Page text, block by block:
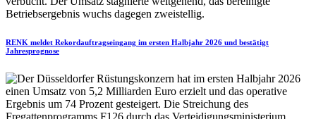
RENK meldet Rekordauftragseingang im ersten Halbjahr 2026 und bestätigt
Jahresprognose